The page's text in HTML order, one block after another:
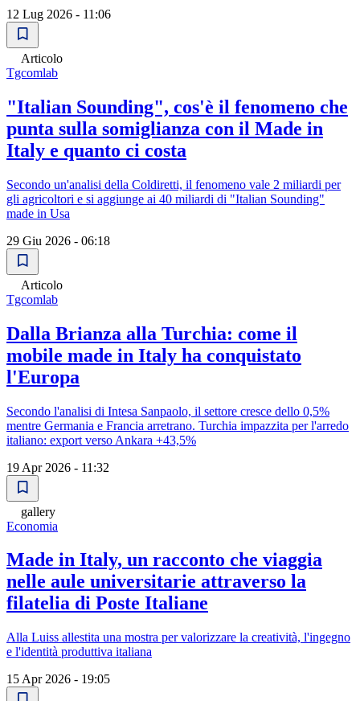
12 Lug 2026 - 11:06
Articolo
Tgcomlab
"Italian Sounding", cos'è il fenomeno che
punta sulla somiglianza con il Made in
Italy e quanto ci costa
Secondo un'analisi della Coldiretti, il fenomeno vale 2 miliardi per
gli agricoltori e si aggiunge ai 40 miliardi di "Italian Sounding"
made in Usa
29 Giu 2026 - 06:18
Articolo
Tgcomlab
Dalla Brianza alla Turchia: come il
mobile made in Italy ha conquistato
l'Europa
Secondo l'analisi di Intesa Sanpaolo, il settore cresce dello 0,5%
mentre Germania e Francia arretrano. Turchia impazzita per l'arredo
italiano: export verso Ankara +43,5%
19 Apr 2026 - 11:32
gallery
Economia
Made in Italy, un racconto che viaggia
nelle aule universitarie attraverso la
filatelia di Poste Italiane
Alla Luiss allestita una mostra per valorizzare la creatività, l'ingegno
e l'identità produttiva italiana
15 Apr 2026 - 19:05